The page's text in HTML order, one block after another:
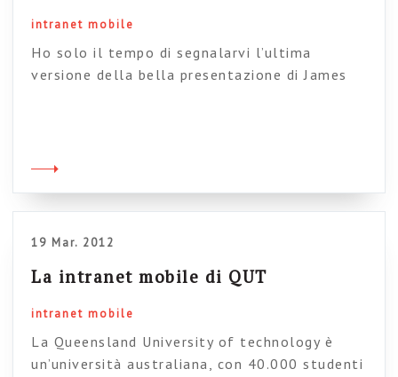
intranet mobile
Ho solo il tempo di segnalarvi l’ultima
versione della bella presentazione di James
intranet sarà anche mobile, ma le
insistentemente alle porte dei progettisti di
tiene […]
19 Mar. 2012
La intranet mobile di QUT
intranet mobile
La Queensland University of technology è
un’università australiana, con 40.000 studenti